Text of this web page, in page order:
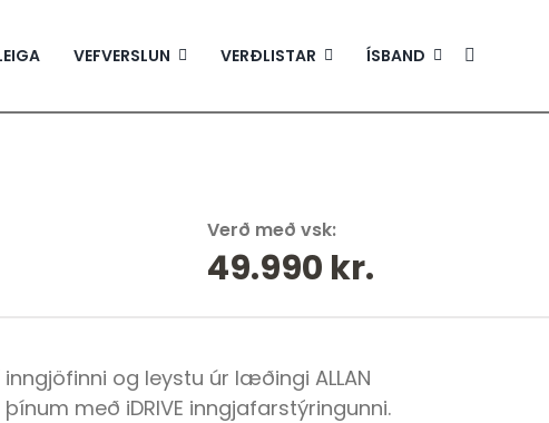
VEFVERSLUN VERÐLISTAR ÍSBAND
Verð með vsk:
49.990 kr.
og leystu úr læðingi ALLAN
með iDRIVE inngjafarstýringunni.